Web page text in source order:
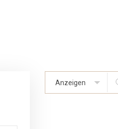
Anzeigen